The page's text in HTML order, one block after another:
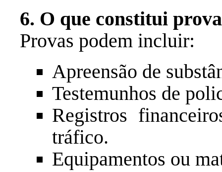
6. O que constitui
Provas podem incluir:
Apreensão de
Testemunhos de
Registros
tráfico.
Equipamentos ou